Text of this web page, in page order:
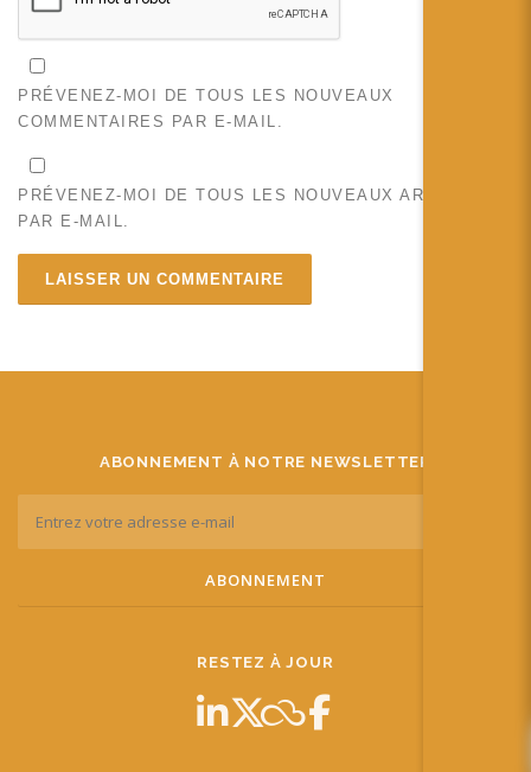
PRÉVENEZ-MOI DE TOUS LES NOUVEAUX
COMMENTAIRES PAR E-MAIL.
PRÉVENEZ-MOI DE TOUS LES NOUVEAUX ARTICLES
PAR E-MAIL.
ABONNEMENT À NOTRE NEWSLETTER
RESTEZ À JOUR